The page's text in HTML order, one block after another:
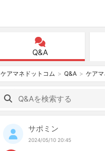
Q&A
ケアマネドットコム Q&A ケアマ
サポミン
2024/05/10 20:45